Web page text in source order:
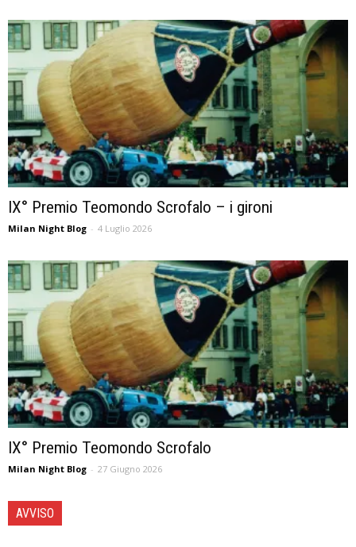
IX° Premio Teomondo Scrofalo – i gironi
Milan Night Blog - 4 Luglio 2026
IX° Premio Teomondo Scrofalo
Milan Night Blog - 27 Giugno 2026
AVVISO